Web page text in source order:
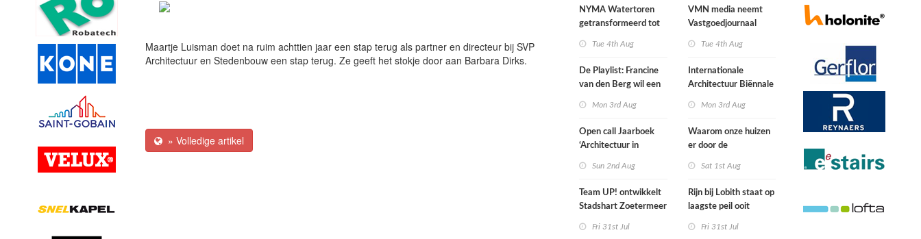
Maartje Luisman doet na ruim achttien jaar een stap terug als partner en directeur bij SVP
Architectuur en Stedenbouw een stap terug. Ze geeft het stokje door aan Barbara Dirks.
» Volledige artikel
NYMA Watertoren
getransformeerd tot
makersplaats in
Nijmegen
Tue 4th Aug
De Playlist: Francine
van den Berg wil een
Mon 3rd Aug
Open call Jaarboek
‘Architectuur in
Sun 2nd Aug
Team UP! ontwikkelt
Stadshart Zoetermeer
Fri 31st Jul
VMN media neemt
Vastgoedjournaal
Tue 4th Aug
Internationale
Architectuur Biënnale
Mon 3rd Aug
Waarom onze huizen
er door de
anders gaan uitzien
Sat 1st Aug
Rijn bij Lobith staat op
laagste peil ooit
Fri 31st Jul